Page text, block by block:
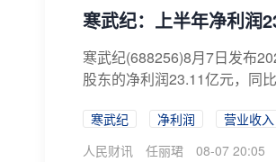
寒武纪：上半年净利润
寒武纪(688256)8月7日发布
股东的净利润23.11亿元，同
寒武纪 净利润
营业收入
人民财讯
任丽珺 08-07 20:05